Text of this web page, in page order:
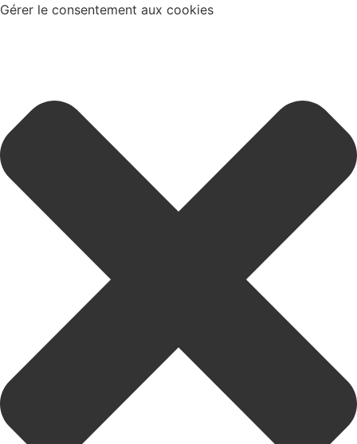
Gérer le consentement aux cookies
e